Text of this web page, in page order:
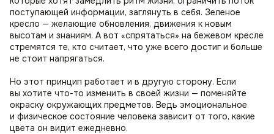
поступающей информации, заглянуть в себя. Зеленое
кресло — желающие обновления, движения к новым
высотам и знаниям. А вот «спрятаться» на бежевом кресле
стремятся те, кто считает, что уже всего достиг и больше
не стоит напрягаться.
Но этот принцип работает и в другую сторону. Если
вы хотите что-то изменить в своей жизни — поменяйте
окраску окружающих предметов. Ведь эмоциональное
и физическое состояние человека зависит от того, какие
цвета он видит ежедневно.